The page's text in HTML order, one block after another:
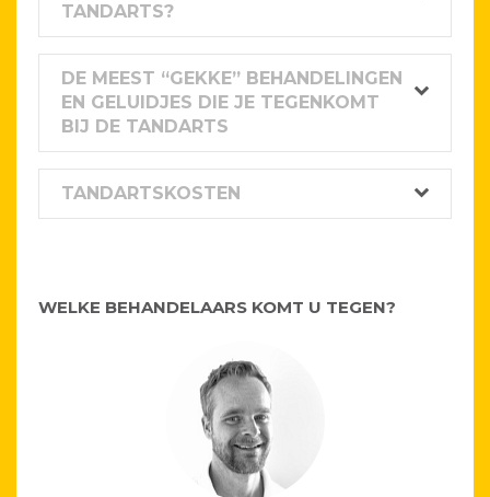
TANDARTS?
DE MEEST “GEKKE” BEHANDELINGEN
EN GELUIDJES DIE JE TEGENKOMT
BIJ DE TANDARTS
TANDARTSKOSTEN
WELKE BEHANDELAARS KOMT U TEGEN?